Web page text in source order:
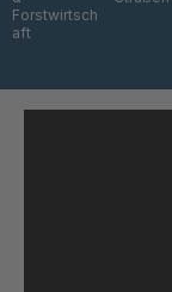
Forstwirtsch
aft